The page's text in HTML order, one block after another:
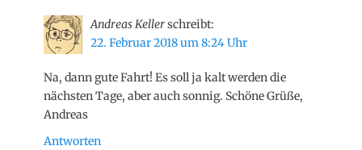
Andreas Kellerschreibt:
22. Februar 2018 um 8:24 Uhr
Na, dann gute Fahrt! Es soll ja kalt werden die
nächsten Tage, aber auch sonnig. Schöne Grüße,
Andreas
Antworten